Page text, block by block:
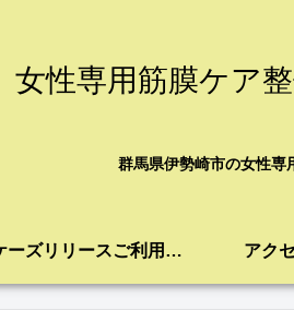
女性専用筋膜ケア
群馬県伊勢崎市の女性
ケーズリリースご利用案内 アク